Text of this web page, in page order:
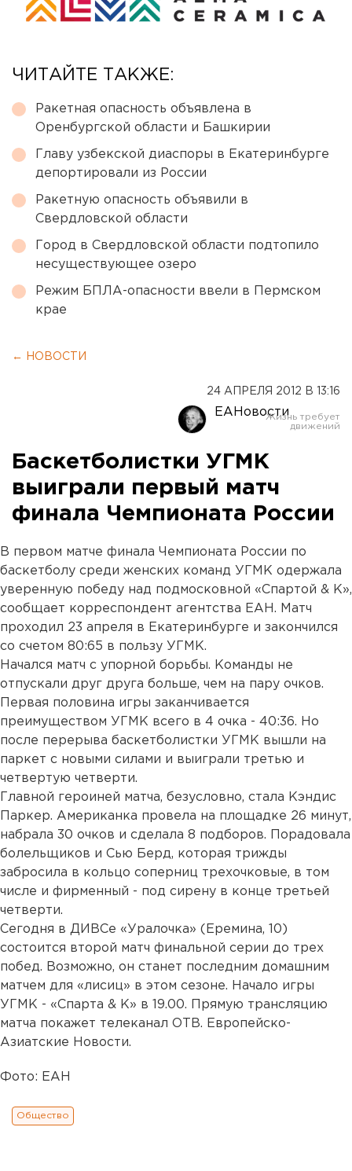
ЧИТАЙТЕ ТАКЖЕ:
Ракетная опасность объявлена в
Оренбургской области и Башкирии
Главу узбекской диаспоры в Екатеринбурге
депортировали из России
Ракетную опасность объявили в
Свердловской области
Город в Свердловской области подтопило
несуществующее озеро
Режим БПЛА-опасности ввели в Пермском
крае
← НОВОСТИ
24 АПРЕЛЯ 2012 В 13:16
ЕАНовости
Баскетболистки УГМК
выиграли первый матч
финала Чемпионата России
В первом матче финала Чемпионата России по
баскетболу среди женских команд УГМК одержала
уверенную победу над подмосковной «Спартой & К»,
сообщает корреспондент агентства ЕАН. Матч
проходил 23 апреля в Екатеринбурге и закончился
со счетом 80:65 в пользу УГМК.
Начался матч с упорной борьбы. Команды не
отпускали друг друга больше, чем на пару очков.
Первая половина игры заканчивается
преимуществом УГМК всего в 4 очка - 40:36. Но
после перерыва баскетболистки УГМК вышли на
паркет с новыми силами и выиграли третью и
четвертую четверти.
Главной героиней матча, безусловно, стала Кэндис
Паркер. Американка провела на площадке 26 минут,
набрала 30 очков и сделала 8 подборов. Порадовала
болельщиков и Сью Берд, которая трижды
забросила в кольцо соперниц трехочковые, в том
числе и фирменный - под сирену в конце третьей
четверти.
Сегодня в ДИВСе «Уралочка» (Еремина, 10)
состоится второй матч финальной серии до трех
побед. Возможно, он станет последним домашним
матчем для «лисиц» в этом сезоне. Начало игры
УГМК - «Спарта & К» в 19.00. Прямую трансляцию
матча покажет телеканал ОТВ. Европейско-
Азиатские Новости.
Фото: ЕАН
Общество